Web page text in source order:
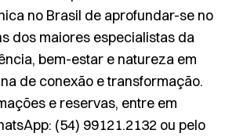
no Brasil de aprofundar-se no
dos maiores especialistas da
bem-estar e natureza em
de conexão e transformação.
e reservas, entre em
(54) 99121.2132 ou pelo